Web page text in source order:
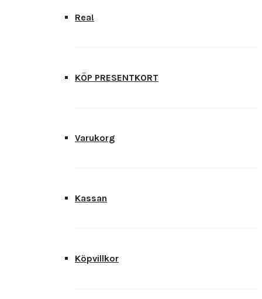
Rea!
KÖP PRESENTKORT
Varukorg
Kassan
Köpvillkor